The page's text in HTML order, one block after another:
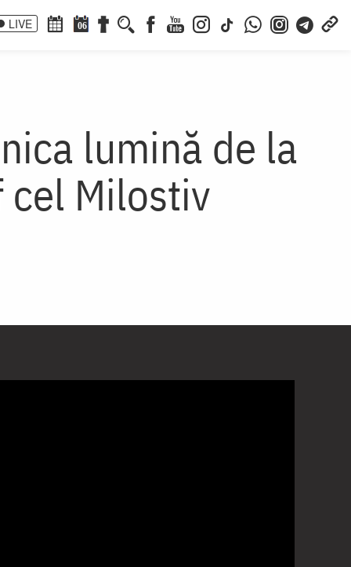
LIVE 06
lumină de la
Milostiv